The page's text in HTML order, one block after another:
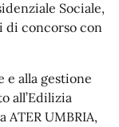
Sociale,
di concorso con
alla gestione
all’Edilizia
ATER UMBRIA,